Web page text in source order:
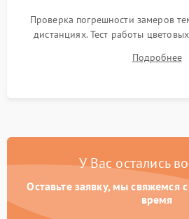
Проверка погрешности замеров
дистанциях. Тест работы
термограмм в память и передачи
автономности работы и итоговый
Подробнее
У Вас остались
Оставьте заявку, мы свяжемся
время